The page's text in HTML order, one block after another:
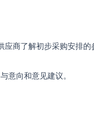
应商了解初步采购安排
向和意见建议。